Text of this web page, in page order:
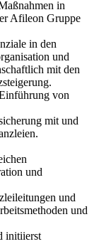
in
Afileon Gruppe
in den
und
mit den
von
mit und
und
und
und
initiierst